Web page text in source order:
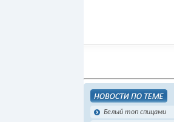
Белый топ спицами